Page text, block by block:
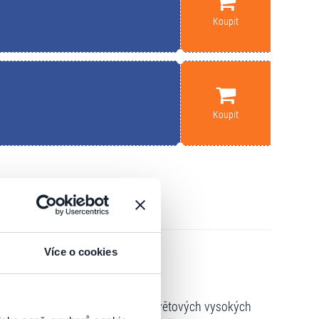
Více o cookies
Koupit
Koupit
si po studiích na předních světových vysokých